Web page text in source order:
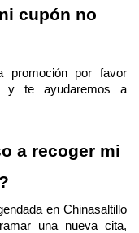
cupón no
promoción por favor
y te ayudaremos a
a recoger mi
en Chinasaltillo
una nueva cita,